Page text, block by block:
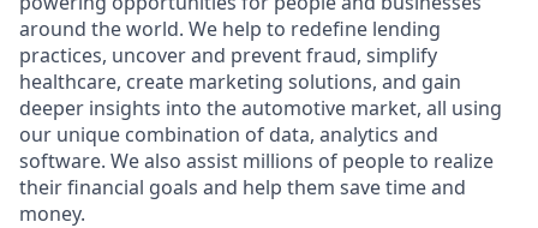
around the world. We help to redefine lending
practices, uncover and prevent fraud, simplify
healthcare, create marketing solutions, and gain
deeper insights into the automotive market, all using
our unique combination of data, analytics and
software. We also assist millions of people to realize
their financial goals and help them save time and
money.